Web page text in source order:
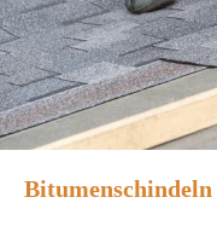
Bitumenschindeln